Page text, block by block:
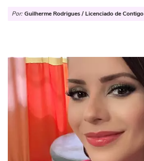
Por: Guilherme Rodrigues / Licenciado de Contigo